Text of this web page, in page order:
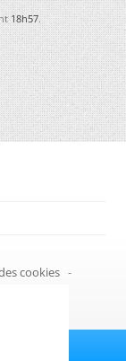
18h57.
cookies -